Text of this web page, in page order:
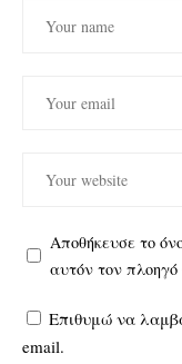
Αποθήκευσε το
αυτόν τον
Επιθυμώ να
email.